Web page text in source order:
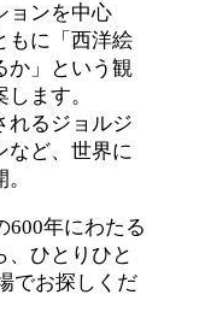
ョンを中心
もに「西洋絵
か」という観
ます。
れるジョルジ
など、世界に
600年にわたる
、ひとりひと
でお探しくだ